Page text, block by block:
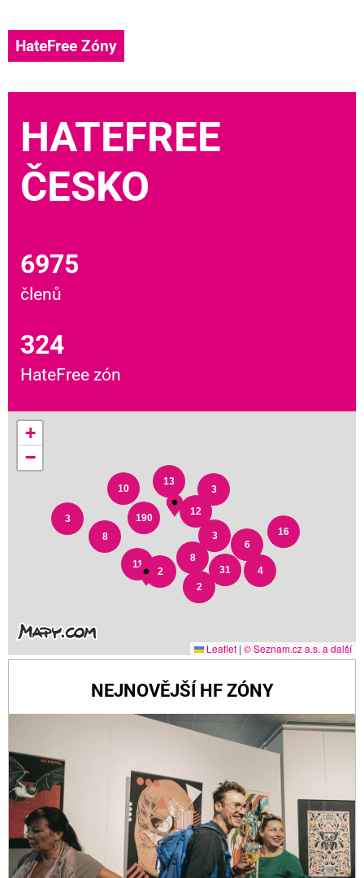
HateFree Zóny
HATEFREE
ČESKO
6975
členů
324
HateFree zón
3
2
16
2
6
4
8
31
3
3
13
12
10
8
11
190
+
−
Leaflet | © Seznam.cz a.s. a další
NEJNOVĚJŠÍ HF ZÓNY